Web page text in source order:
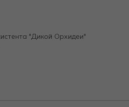
"Дикой Орхидеи"